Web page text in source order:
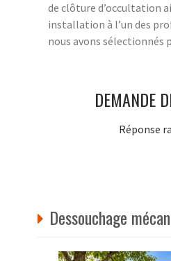
de clôture d’occultation
installation à l’un des
nous avons sélectionnés
DEMANDE
Réponse
Dessouchage